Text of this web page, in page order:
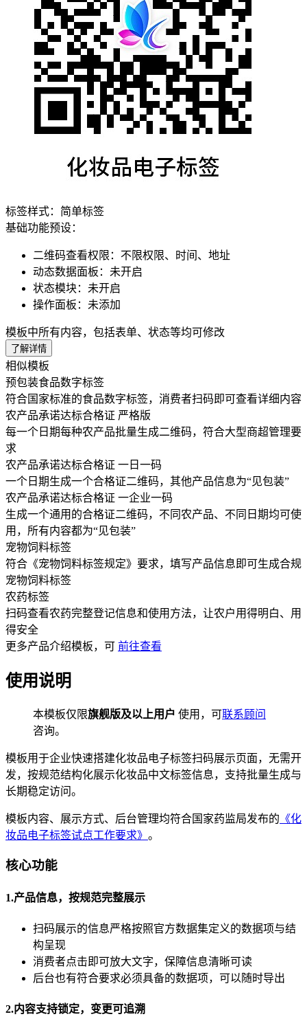
标签样式： 简单标签
基础功能预设：
二维码查看权限 ： 不限权限、时间、地址
动态数据面板 ： 未开启
状态模块： 未开启
操作面板 ： 未添加
模板中所有内容，包括表单、状态等均可修改
了解详情
相似模板
预包装食品数字标签
符合国家标准的食品数字标签，消费者扫码即可查看详细内容
农产品承诺达标合格证 严格版
每一个日期每种农产品批量生成二维码，符合大型商超管理要
求
农产品承诺达标合格证 一日一码
一个日期生成一个合格证二维码，其他产品信息为“见包装”
农产品承诺达标合格证 一企业一码
生成一个通用的合格证二维码，不同农产品、不同日期均可使
用，所有内容都为“见包装”
宠物饲料标签
符合《宠物饲料标签规定》要求，填写产品信息即可生成合规
宠物饲料标签
农药标签
扫码查看农药完整登记信息和使用方法，让农户用得明白、用
得安全
更多产品介绍模板，可 前往查看
使用说明
本模板仅限旗舰版及以上用户 使用，可联系顾问
咨询。
模板用于企业快速搭建化妆品电子标签扫码展示页面，无需开
发，按规范结构化展示化妆品中文标签信息，支持批量生成与
长期稳定访问。
模板内容、展示方式、后台管理均符合国家药监局发布的 《化
妆品电子标签试点工作要求》 。
核心功能
1.产品信息，按规范完整展示
扫码展示的信息严格按照官方数据集定义的数据项与结
构呈现
消费者点击即可放大文字，保障信息清晰可读
后台也有符合要求必须具备的数据项，可以随时导出
2.内容支持锁定，变更可追溯